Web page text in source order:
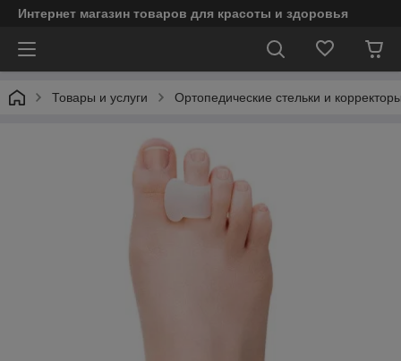
Интернет магазин товаров для красоты и здоровья
Товары и услуги Ортопедические стельки и